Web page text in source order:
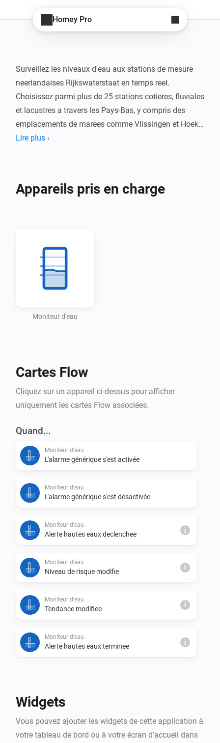
Homey Pro
Surveillez les niveaux d'eau aux stations de mesure
neerlandaises Rijkswaterstaat en temps reel.
Choisissez parmi plus de 25 stations cotieres, fluviales
et lacustres a travers les Pays-Bas, y compris des
emplacements de marees comme Vlissingen et Hoek
van Holland, et des jauges de rivieres majeures a
votre seuil configure. Suivez les tendances et la
Lire plus ›
Appareils pris en charge
Moniteur d'eau
Cartes Flow
Cliquez sur un appareil ci-dessus pour afficher
uniquement les cartes Flow associées.
Quand...
Moniteur d'eau
L'alarme générique s'est activée
Moniteur d'eau
L'alarme générique s'est désactivée
Moniteur d'eau
Alerte hautes eaux declenchee i
Moniteur d'eau
Niveau de risque modifie i
Moniteur d'eau
Tendance modifiee i
Moniteur d'eau
Alerte hautes eaux terminee i
Moniteur d'eau
Alerte basses eaux declenchee i
Widgets
Vous pouvez ajouter les widgets de cette application à
votre tableau de bord ou à votre écran d’accueil dans